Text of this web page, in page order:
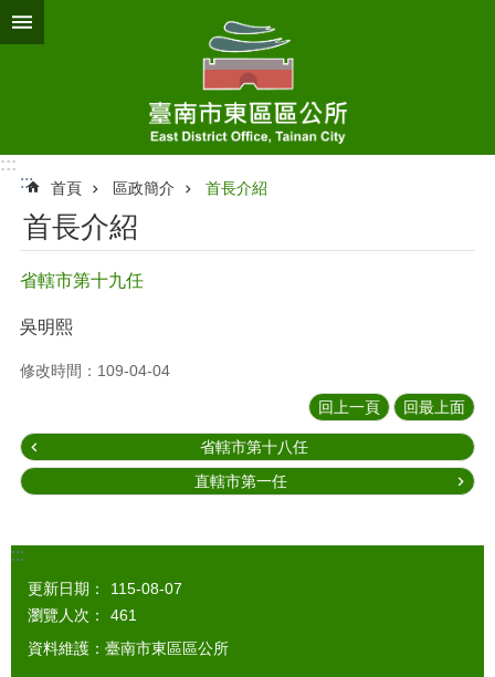
跳到主要內容區塊
:::
:::
首頁 區政簡介 首長介紹
首長介紹
省轄市第十九任
吳明熙
修改時間：109-04-04
回上一頁 回最上面
省轄市第十八任
直轄市第一任
:::
更新日期：
115-08-07
瀏覽人次：
461
資料維護：臺南市東區區公所